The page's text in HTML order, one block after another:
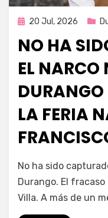
Publicada
20 Jul, 2026
NO HA
EL NARCO
DURANGO
LA FERIA
por Fernando
No ha sido
Durango. El
Villa. A más de un